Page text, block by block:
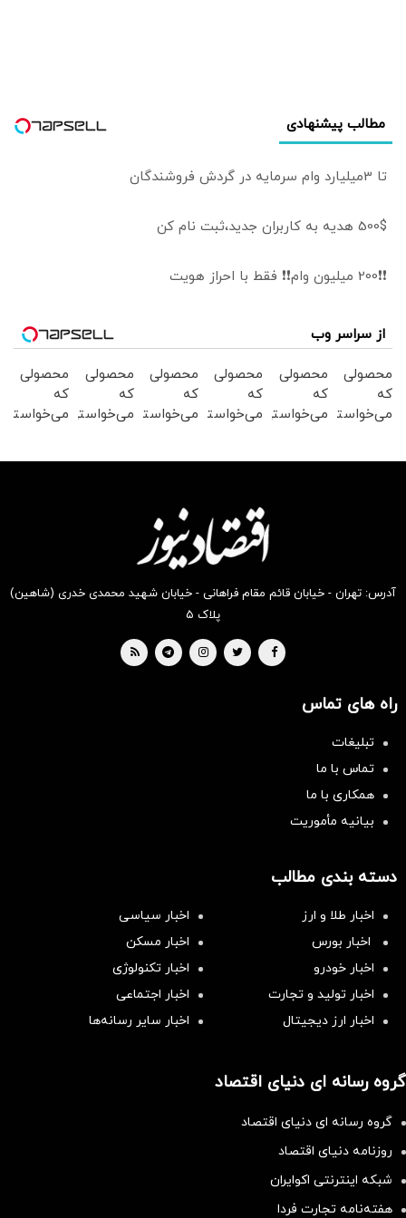
مطالب پیشنهادی
تا 3میلیارد وام سرمایه در گردش فروشندگان
500$ هدیه به کاربران جدید،ثبت نام کن
❗❗200 میلیون وام❗❗ فقط با احراز هویت
از سراسر وب
محصولی
که
می‌خواستی
محصولی
که
می‌خواستی
محصولی
که
می‌خواستی
بخر !
محصولی
که
می‌خواستی
بخر !
محصولی
که
می‌خواستی
محصولی
که
می‌خواستی
آدرس: تهران - خیابان قائم مقام فراهانی - خیابان شهید محمدی خدری (شاهین)
پلاک ۵
راه های تماس
تبلیغات
تماس با ما
همکاری با ما
بیانیه مأموریت
دسته بندی مطالب
اخبار طلا و ارز
اخبار سیاسی
اخبار بورس
اخبار مسکن
اخبار خودرو
اخبار تکنولوژی
اخبار تولید و تجارت
اخبار اجتماعی
اخبار ارز دیجیتال
اخبار سایر رسانه‌‌ها
گروه رسانه ای دنیای اقتصاد
گروه رسانه ای دنیای اقتصاد
روزنامه دنیای اقتصاد
شبکه اینترنتی اکوایران
هفته‌نامه تجارت فردا